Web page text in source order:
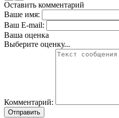
Оставить комментарий
Ваше имя:
Ваш E-mail:
Ваша оценка
Выберите оценку...
Комментарий:
Отправить